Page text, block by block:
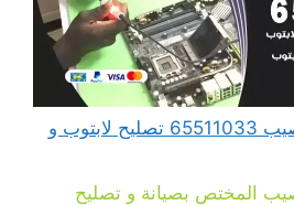
مهندس كمبيوتر النويصيب 65511033 تصليح لابتوب و
المختص بصيانة و تصليح